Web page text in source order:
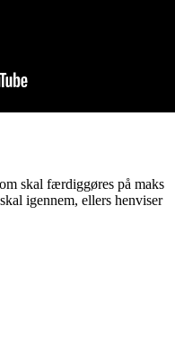
skal færdiggøres på maks
igennem, ellers henviser